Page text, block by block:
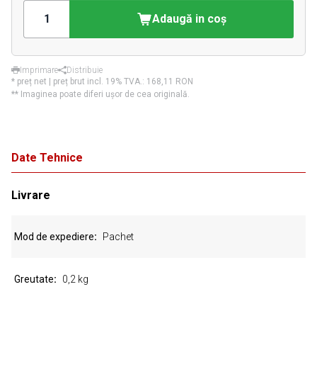
Adaugă in coş
Imprimare
Distribuie
* preț net | preț brut incl. 19% TVA.: 168,11 RON
** Imaginea poate diferi ușor de cea originală.
Date Tehnice
Livrare
Mod de expediere Pachet
Greutate 0,2 kg